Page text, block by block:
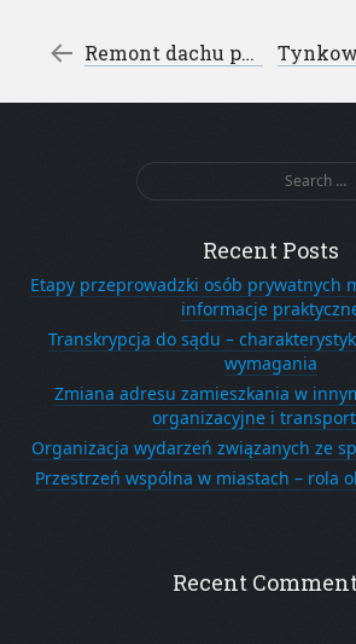
Post
←
Remont dachu przed zimą
Search
for:
Recent Posts
Etapy przeprowadzki osób prywatnych
informacje
Transkrypcja do sądu –
wymagania
Zmiana adresu zamieszkania w
organizacyjne i
Organizacja wydarzeń związanych ze
Przestrzeń wspólna w miastach – rola
Recent